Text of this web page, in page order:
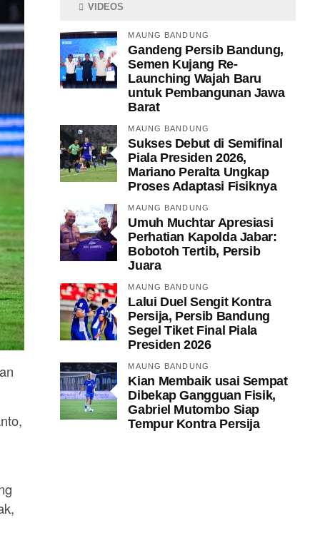
VIDEOS
MAUNG BANDUNG
Gandeng Persib Bandung,
Semen Kujang Re-
Launching Wajah Baru
untuk Pembangunan Jawa
Barat
MAUNG BANDUNG
Sukses Debut di Semifinal
Piala Presiden 2026,
Mariano Peralta Ungkap
Proses Adaptasi Fisiknya
MAUNG BANDUNG
Umuh Muchtar Apresiasi
Perhatian Kapolda Jabar:
Bobotoh Tertib, Persib
Juara
MAUNG BANDUNG
Lalui Duel Sengit Kontra
Persija, Persib Bandung
Segel Tiket Final Piala
Presiden 2026
MAUNG BANDUNG
Kian Membaik usai Sempat
Dibekap Gangguan Fisik,
Gabriel Mutombo Siap
Tempur Kontra Persija